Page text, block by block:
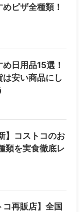
ピザ全種類！
日用品15選！
安い商品にし
】コストコのお
類を実食徹底レ
再販店】全国